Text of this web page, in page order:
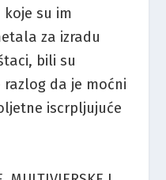
su im
za izradu
bili su
razlog da je moćni
iscrpljujuće